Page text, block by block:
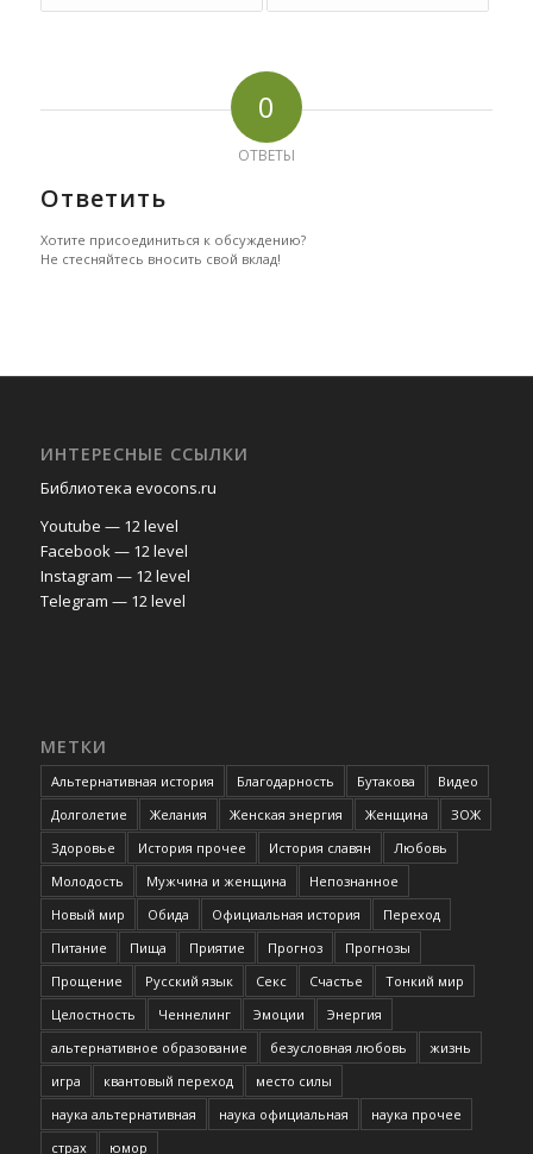
0
ОТВЕТЫ
Ответить
Хотите присоединиться к обсуждению?
Не стесняйтесь вносить свой вклад!
ИНТЕРЕСНЫЕ ССЫЛКИ
Библиотека evocons.ru
Youtube — 12 level
Facebook — 12 level
Instagram — 12 level
Telegram — 12 level
МЕТКИ
Альтернативная история Благодарность Бутакова
Видео
Долголетие
Желания Женская энергия Женщина
ЗОЖ
Здоровье
История прочее История славян
Любовь
Молодость
Мужчина и женщина
Непознанное
Новый мир
Обида Официальная история
Переход
Питание
Пища Приятие Прогноз
Прогнозы
Прощение
Русский язык Секс Счастье
Тонкий мир
Целостность
Ченнелинг Эмоции
Энергия
альтернативное образование
безусловная любовь
жизнь
игра
квантовый переход
место силы
наука альтернативная
наука официальная
наука прочее
страх
юмор